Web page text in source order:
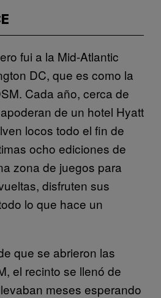
fui a la Mid-Atlantic
DC, que es como la
Cada año, cerca de
de un hotel Hyatt
locos todo el fin de
ocho ediciones de
zona de juegos para
disfruten sus
lo que hace un
que se abrieron las
el recinto se llenó de
meses esperando